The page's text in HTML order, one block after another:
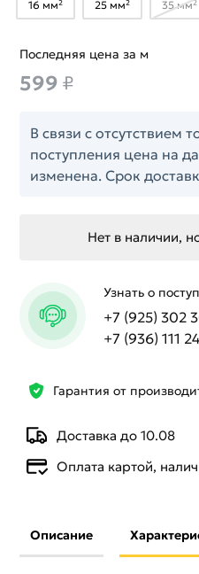
16 мм² 25 мм² 35 мм²
Гарантия от
Доставка до 10.08
Оплата картой,
Последняя цена за м
599 ₽
В связи с отсутствием
поступления цена на
изменена. Срок
Нет в наличии,
Узнать о
+7 (925) 302
+7 (936) 111
Описание